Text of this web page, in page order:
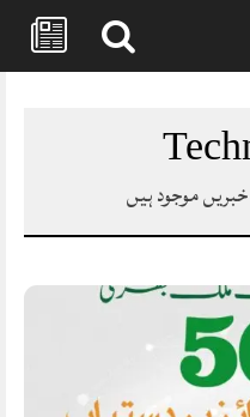
خبریں موجود ہیں